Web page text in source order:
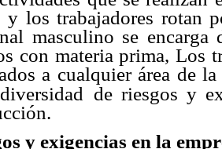
y los trabajadores rotan
masculino se
con materia prima, Los
a cualquier área de
de riesgos y
y exigencias en la